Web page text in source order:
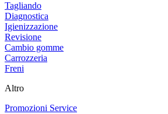
Tagliando
Diagnostica
Igienizzazione
Revisione
Cambio gomme
Carrozzeria
Freni
Altro
Promozioni Service